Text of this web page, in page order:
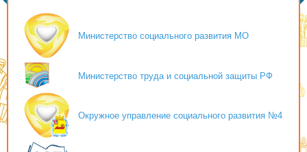
Министерство социального развития МО
Министерство труда и социальной защиты РФ
Окружное управление социального развития №4